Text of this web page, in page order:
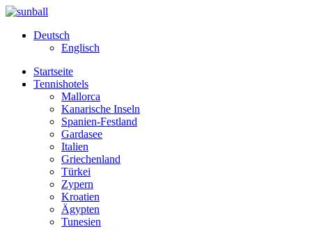
Deutsch
Englisch
Startseite
Tennishotels
Mallorca
Kanarische Inseln
Spanien-Festland
Gardasee
Italien
Griechenland
Türkei
Zypern
Kroatien
Ägypten
Tunesien